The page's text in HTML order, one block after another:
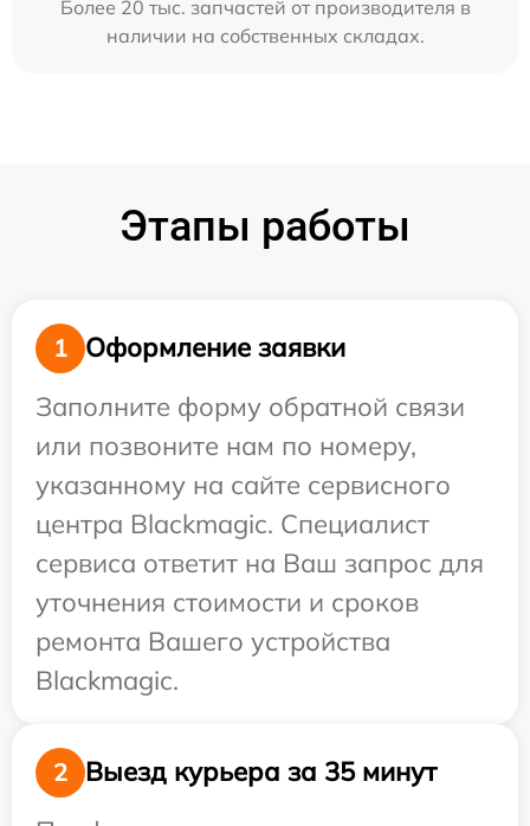
Более 20 тыс. запчастей от производителя в
наличии на собственных складах.
Этапы работы
1
Оформление заявки
Заполните форму обратной связи
или позвоните нам по номеру,
указанному на сайте сервисного
центра Blackmagic. Специалист
сервиса ответит на Ваш запрос для
уточнения стоимости и сроков
ремонта Вашего устройства
Blackmagic.
2
Выезд курьера за 35 минут